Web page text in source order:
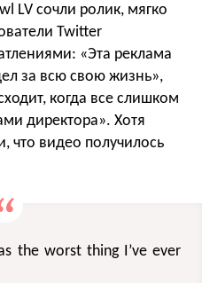
LV сочли ролик, мягко
Twitter
«Эта реклама
за всю свою жизнь»,
когда все слишком
директора». Хотя
что видео получилось
the worst thing I’ve ever